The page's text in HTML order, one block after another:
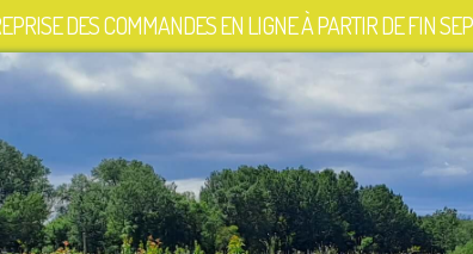
DES COMMANDES EN LIGNE À PARTIR DE FIN